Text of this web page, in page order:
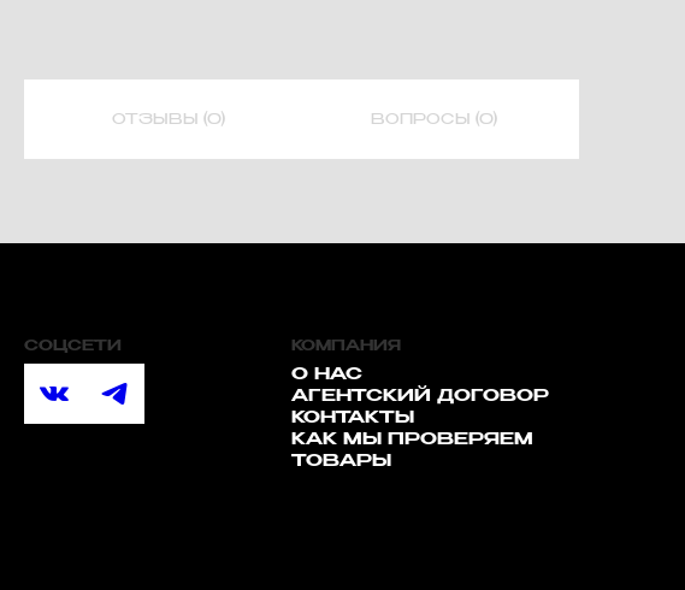
ОТЗЫВЫ (0) ВОПРОСЫ (0)
СОЦСЕТИ КОМПАНИЯ
О НАС
АГЕНТСКИЙ ДОГОВОР
КОНТАКТЫ
КАК МЫ ПРОВЕРЯЕМ
ТОВАРЫ